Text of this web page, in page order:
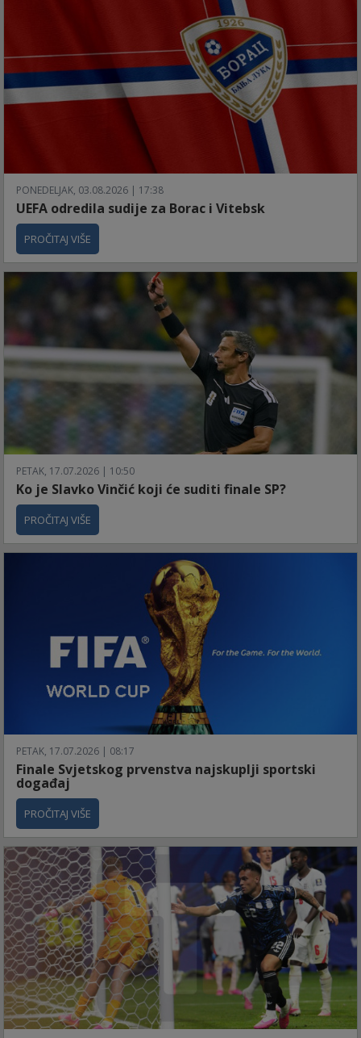
PONEDELJAK, 03.08.2026 | 17:38
UEFA odredila sudije za Borac i Vitebsk
PROČITAJ VIŠE
PETAK, 17.07.2026 | 10:50
Ko je Slavko Vinčić koji će suditi finale SP?
PROČITAJ VIŠE
PETAK, 17.07.2026 | 08:17
Finale Svjetskog prvenstva najskuplji sportski
događaj
PROČITAJ VIŠE